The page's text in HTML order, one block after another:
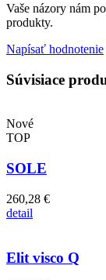
Vaše názory nám
produkty.
Napísať hodnotenie
Súvisiace
Nové
TOP
SOLE
260,28 €
detail
Elit visco Q